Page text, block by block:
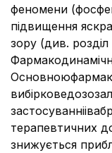
феномени
підвищення
зору (див. розділ
терапевтичних
знижується